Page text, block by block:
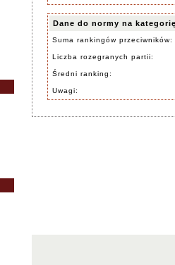
Dane do normy na
Suma rankingów przeciwników:
Liczba rozegranych partii:
Średni ranking:
Uwagi: